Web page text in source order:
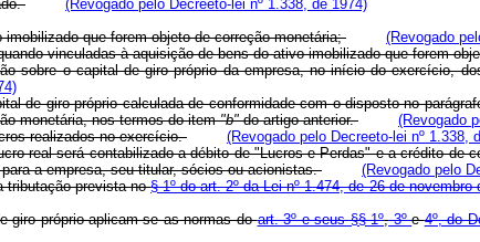
(Revogado pelo Decreeto-lei nº 1.338, de 1974)
que forem objeto de correção monetária;
(Revogado
vinculadas à aquisição de bens do ativo imobilizado que forem
o capital de giro próprio da empresa, no início do exercício,
giro próprio calculada de conformidade com o disposto no
monetária, nos termos do item"b" do artigo anterior.
(Revogado
realizados no exercício.
(Revogado pelo Decreeto-lei nº 1.338,
real será contabilizado a débito de "Lucros e Perdas" e a crédito de
a empresa, seu titular, sócios ou acionistas.
(Revogado pelo
prevista no§ 1º do art. 2º da Lei nº 1.474, de 26 de novembro
giro próprio aplicam-se as normas doart. 3º e seus §§ 1º,3ºe4º, do